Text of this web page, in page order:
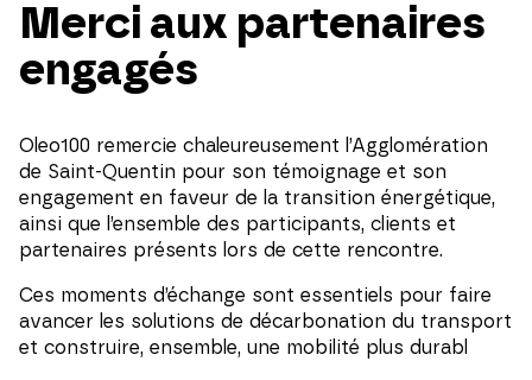
Merci aux partenaires
engagés
Oleo100 remercie chaleureusement l’Agglomération
de Saint-Quentin pour son témoignage et son
engagement en faveur de la transition énergétique,
ainsi que l’ensemble des participants, clients et
partenaires présents lors de cette rencontre.
Ces moments d’échange sont essentiels pour faire
avancer les solutions de décarbonation du transport
et construire, ensemble, une mobilité plus durabl